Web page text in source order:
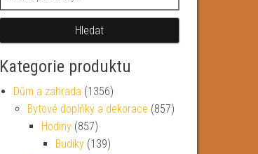
Hledat
Kategorie produktu
Dům a zahrada (1356)
Bytové doplňky a dekorace (857)
Hodiny (857)
Budíky (139)